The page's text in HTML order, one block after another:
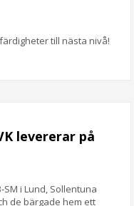
till nästa nivå!
levererar på
i Lund, Sollentuna
de bärgade hem ett